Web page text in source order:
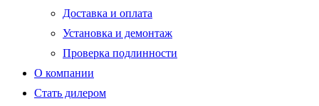
Доставка и оплата
Установка и демонтаж
Проверка подлинности
О компании
Стать дилером